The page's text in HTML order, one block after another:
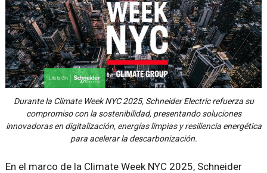
Durante la Climate Week NYC 2025, Schneider Electric refuerza su
compromiso con la sostenibilidad, presentando soluciones
innovadoras en digitalización, energías limpias y resiliencia energética
para acelerar la descarbonización.
En el marco de la Climate Week NYC 2025, Schneider